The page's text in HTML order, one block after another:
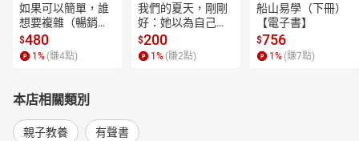
如果可以簡單，誰
想要複雜（暢銷經
典新編版）【電子
書】
$480
1 % (賺4點)
我們的夏天，剛剛
好：她以為自己只
是逃離一段失敗的
愛，卻在薰衣草盛
開的山裡，重新學
$200
1 % (賺2點)
船山易學（下冊）
【電子書】
$756
1 % (賺7點)
本店相關類別
親子教養 有聲書